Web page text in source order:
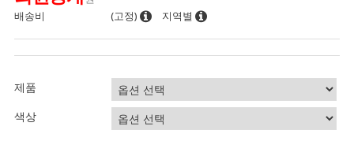
배송비
(고정) 지역별
제품
색상